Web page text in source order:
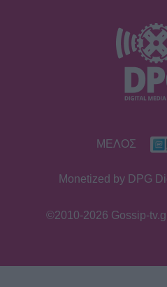
ΜΕΛΟΣ
Monetized by DPG
©2010-2026 Gossip-